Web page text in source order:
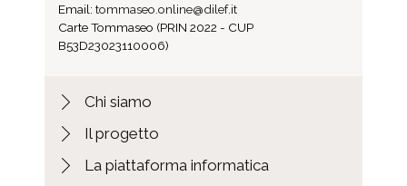
Email: tommaseo.online@dilef.it
Carte Tommaseo (PRIN 2022 - CUP
B53D23023110006)
Chi siamo
Il progetto
La piattaforma informatica